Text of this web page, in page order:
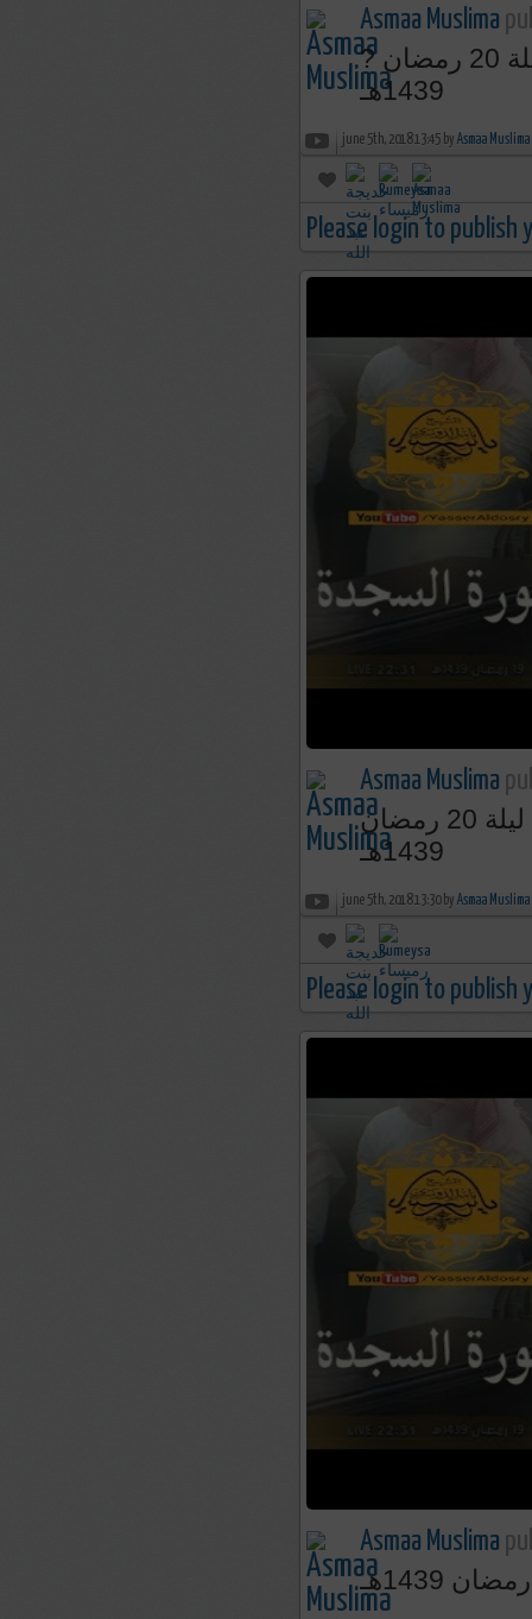
Asmaa Muslima
? تلاوة مؤثرة لسورة السجدة للشيخ ياسر الدوسري | ليلة 20 رمضان
1439هـ
june 5th, 2018 13:45 by Asmaa Muslima
Please login to publish
Asmaa Muslima
تلاوة مؤثرة لسورة السجدة للشيخ ياسر الدوسري | ليلة 20 رمضان
1439هـ
june 5th, 2018 13:30 by Asmaa Muslima
Please login to publish
Asmaa Muslima